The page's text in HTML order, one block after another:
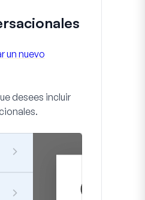
un nuevo
desees incluir
.